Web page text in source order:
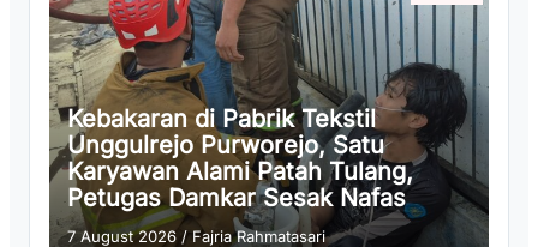
Kebakaran di Pabrik Tekstil
Unggulrejo Purworejo, Satu
Karyawan Alami Patah Tulang,
Petugas Damkar Sesak Nafas
7 August 2026 /Fajria Rahmatasari